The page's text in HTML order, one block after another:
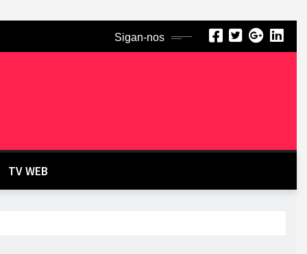
Sigan-nos
TV WEB